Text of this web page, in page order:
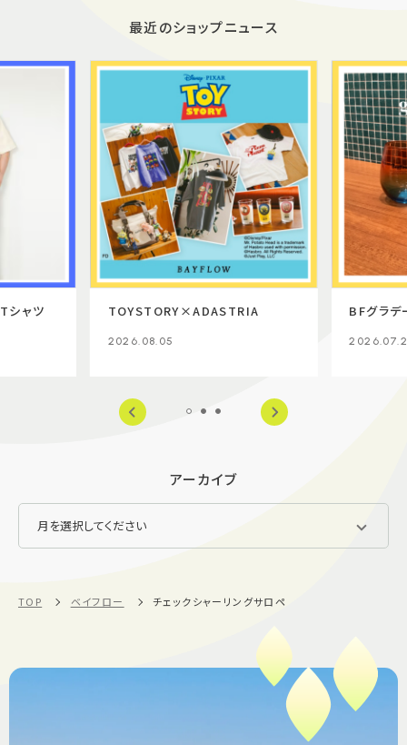
最近のショップニュース
シャツ TOYSTORY×ADASTRIA
2026.08.05
BFグラデ
アーカイブ
TOP ベイフロー チェックシャーリングサロペ